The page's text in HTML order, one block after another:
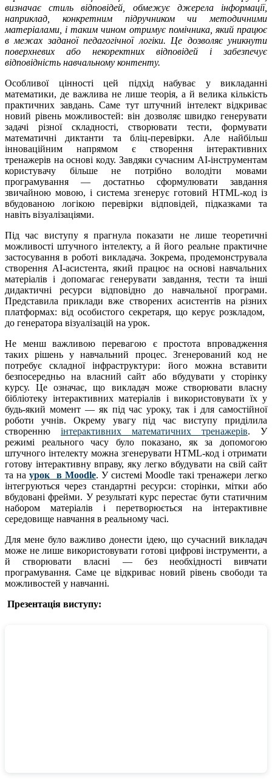
визначає стиль відповідей, обмежує джерела інформації,
наприклад, конкретним підручником чи методичними
матеріалами, і таким чином отримує помічника, який працює
в межах заданої педагогічної логіки. Це дозволяє уникнути
поверхневих або некоректних відповідей і забезпечує
відповідність навчальному контенту.
Особливої цінності цей підхід набуває у викладанні
математики, де важлива не лише теорія, а й велика кількість
практичних завдань. Саме тут штучний інтелект відкриває
новий рівень можливостей: він дозволяє швидко генерувати
задачі різної складності, створювати тести, формувати
математичні диктанти та бліц-перевірки. Але найбільш
інноваційним напрямом є створення інтерактивних
тренажерів на основі коду. Завдяки сучасним AI-інструментам
користувачу більше не потрібно володіти мовами
програмування — достатньо сформулювати завдання
звичайною мовою, і система згенерує готовий HTML-код із
вбудованою логікою перевірки відповідей, підказками та
навіть візуалізаціями.
Під час виступу я прагнула показати не лише теоретичні
можливості штучного інтелекту, а й його реальне практичне
застосування в роботі викладача. Зокрема, продемонструвала
створення AI-асистента, який працює на основі навчальних
матеріалів і допомагає генерувати завдання, тести та інші
дидактичні ресурси відповідно до навчальної програми.
Представила приклади вже створених асистентів на різних
платформах: від особистого секретаря, що керує розкладом,
до генератора візуалізацій на урок.
Не менш важливою перевагою є простота впровадження
таких рішень у навчальний процес. Згенерований код не
потребує складної інфраструктури: його можна вставити
безпосередньо на власний сайт або вбудувати у сторінку
курсу. Це означає, що викладач може створювати власну
бібліотеку інтерактивних матеріалів і використовувати їх у
будь-який момент — як під час уроку, так і для самостійної
роботи учнів. Окрему увагу під час виступу приділила
створенню
інтерактивних математичних тренажерів. У
режимі реального часу було показано, як за допомогою
штучного інтелекту можна згенерувати HTML-код і отримати
готову інтерактивну вправу, яку легко вбудувати на свій сайт
та наурок в Moodle. У системі Moodle такі тренажери легко
інтегруються через стандартні ресурси: сторінки, мітки або
вбудовані фрейми. У результаті курс перестає бути статичним
набором матеріалів і перетворюється на інтерактивне
середовище навчання в реальному часі.
Для мене було важливо донести ідею, що сучасний викладач
може не лише використовувати готові цифрові інструменти, а
й створювати власні — без необхідності вивчати
програмування. Саме це відкриває новий рівень свободи та
можливостей у навчанні.
Презентація виступу: